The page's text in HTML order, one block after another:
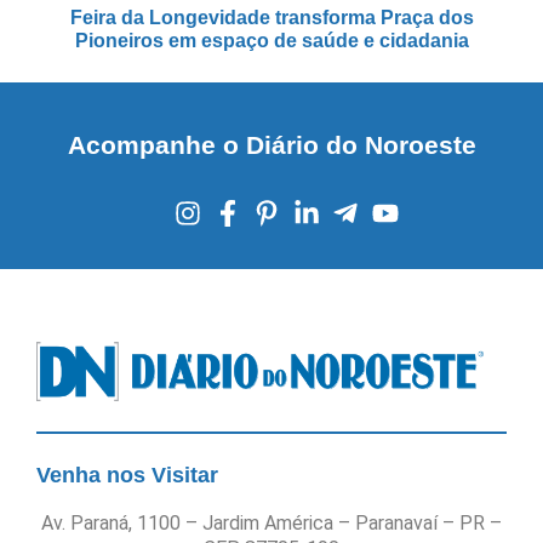
Feira da Longevidade transforma Praça dos
Pioneiros em espaço de saúde e cidadania
Acompanhe o Diário do Noroeste
Venha nos Visitar
Av. Paraná, 1100 – Jardim América – Paranavaí – PR –